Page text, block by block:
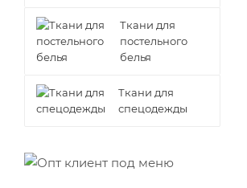
Ткани для
постельного
белья
Ткани для
спецодежды